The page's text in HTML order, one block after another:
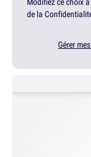
de la
Gérer